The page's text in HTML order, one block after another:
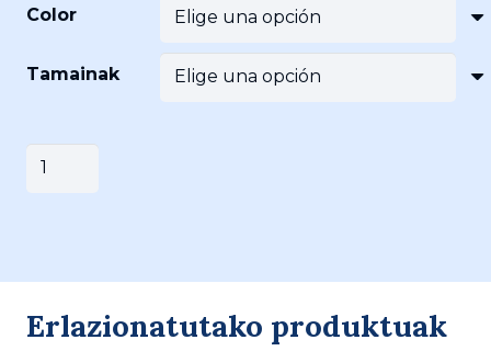
Color
Tamainak
IN
)
cantidad
Erlazionatutako produktuak